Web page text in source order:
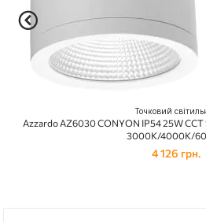
Точковий
Azzardo AZ6030 CONYON IP54 25W CCT
3000К/4000К/
4 126 грн.